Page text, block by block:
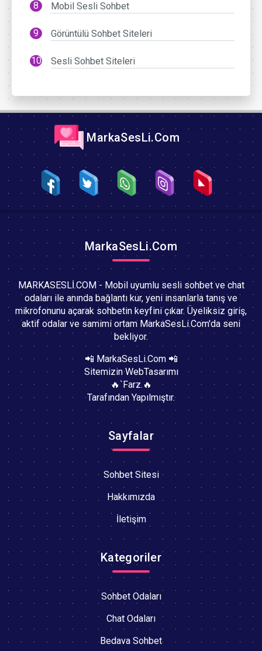
Mobil Sesli Sohbet
Görüntülü Sohbet Siteleri
Sesli Sohbet Siteleri
MarkaSesLi.Com
MarkaSesLi.Com
MARKASESLİ.COM - Mobil uyumlu sesli sohbet ve chat
odaları ile anında bağlantı kur, yeni insanlarla tanış ve
mikrofonunu açarak sohbetin keyfini çıkar. Üyeliksiz giriş,
aktif odalar ve samimi ortam MarkaSesLi.Com'da seni
bekliyor.
📲 MarkaSesLi.Com 📲
Sitemizin WebTasarımı
🔥`Farz.🔥
Tarafından Yapılmıştır.
Sayfalar
Sohbet Sitesi
Hakkımızda
İletişim
Kategoriler
Sohbet Odaları
Chat Odaları
Bedava Sohbet